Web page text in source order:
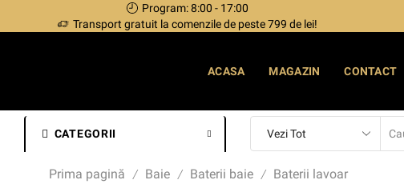
Program: 8:00 - 17:00
Transport gratuit la comenzile de peste 799 de lei!
ACASA MAGAZIN CONTACT
CATEGORII
Prima pagină / Baie / Baterii baie / Baterii lavoar